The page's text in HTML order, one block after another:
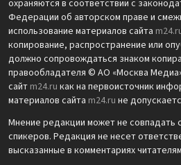
охраняются в соответствии с
Федерации об авторском праве и
использование материалов сайта
копирование, распространение или
должно сопровождаться знаком
правообладателя © АО «Москва
сайт m24.ru как на первоисточник
материалов сайта m24.ru не
Мнение редакции может не совпадать
спикеров. Редакция не несет
высказанные в комментариях